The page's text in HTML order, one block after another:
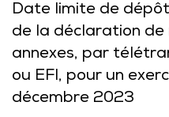
Date limite de
de la déclaration
annexes, par
ou EFI, pour un
décembre 2023